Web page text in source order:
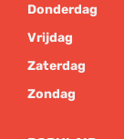
Donderdag
Vrijdag
Zaterdag
Zondag